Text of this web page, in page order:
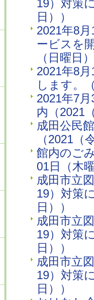
19）対策
日））
2021年8
ービスを
（日曜日
2021年8
します。
2021年7
内（2021
成田公民
（2021（
館内のご
01日（木
成田市立
19）対策
日））
成田市立
19）対策
日））
成田市立
19）対策
日））